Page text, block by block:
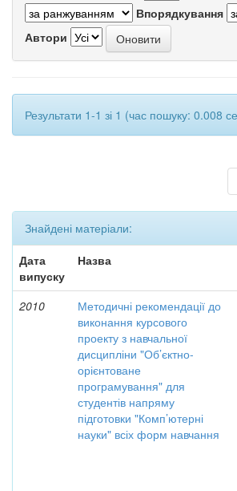
Впорядкування
Автори
Результати 1-1 зі 1 (час пошуку: 0.008
Знайдені матеріали:
Дата
випуску
Назва
2010
Методичні рекомендації до
виконання курсового
проекту з навчальної
дисципліни "Об’єктно-
орієнтоване
програмування" для
студентів напряму
підготовки "Комп’ютерні
науки" всіх форм навчання